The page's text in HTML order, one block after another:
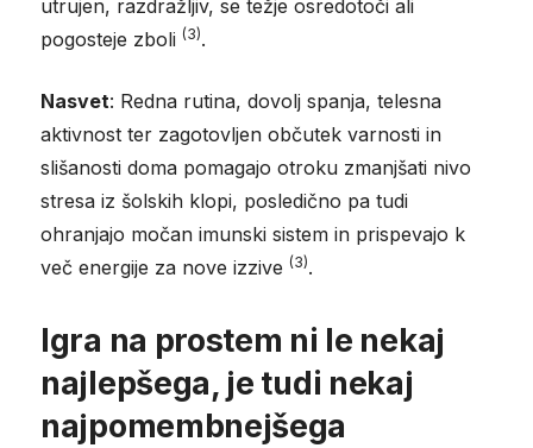
utrujen, razdražljiv, se težje osredotoči ali
pogosteje zboli (3).
Nasvet: Redna rutina, dovolj spanja, telesna
aktivnost ter zagotovljen občutek varnosti in
slišanosti doma pomagajo otroku zmanjšati nivo
stresa iz šolskih klopi, posledično pa tudi
ohranjajo močan imunski sistem in prispevajo k
več energije za nove izzive (3).
Igra na prostem ni le nekaj
najlepšega, je tudi nekaj
najpomembnejšega